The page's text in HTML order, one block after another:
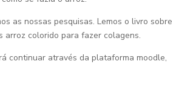
as nossas pesquisas. Lemos o livro sobre
arroz colorido para fazer colagens.
continuar através da plataforma moodle,